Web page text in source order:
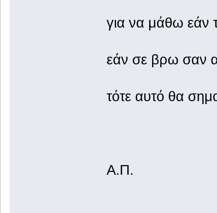
για να μάθω εάν
εάν σε βρω σαν
τότε αυτό θα
Α.Π.